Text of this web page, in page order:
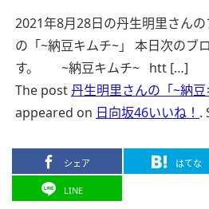
2021年8月28日の丹生明里さん
の「~納豆キムチ~」 本日次のブ
す。 ~納豆キムチ~ htt […]
The post丹生明里さんの「~納豆
appeared on 日向坂46いいね！ .
シェア はてな
LINE